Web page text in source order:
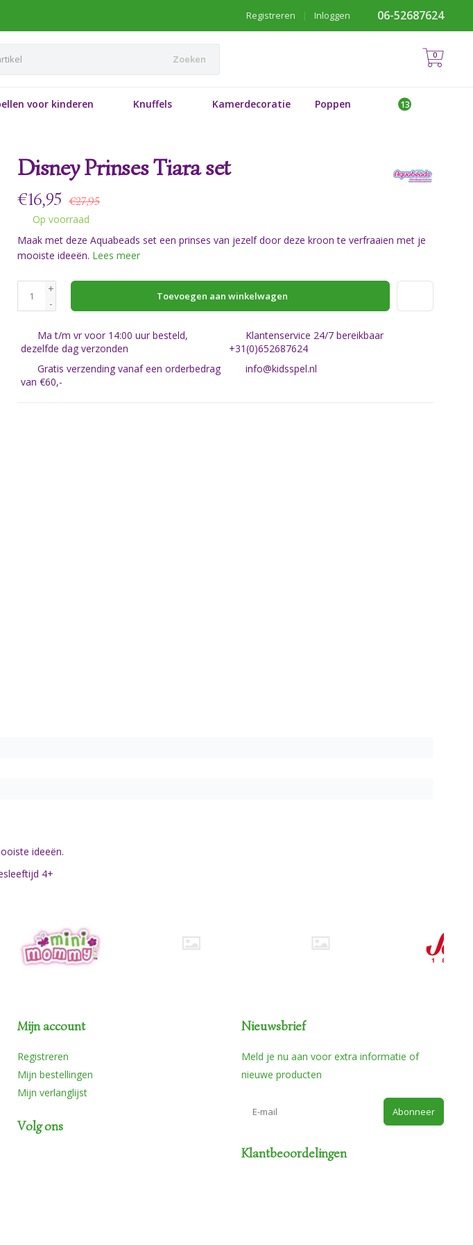
06-52687624
Inloggen
|
Registreren
Zoeken 0
voor kinderen Knuffels Kamerdecoratie Poppen
Disney Prinses Tiara set
€16,95 €27,95
Op voorraad
Maak met deze Aquabeads set een prinses van jezelf door deze kroon te verfraaien met je
mooiste ideeën. Lees meer
+
-
Toevoegen aan winkelwagen
Ma t/m vr voor 14:00 uur besteld,
dezelfde dag verzonden
Klantenservice 24/7 bereikbaar
+31(0)652687624
Gratis verzending vanaf een orderbedrag
van €60,-
info@kidsspel.nl
ideeën.
4+
Mijn account
Registreren
Mijn bestellingen
Mijn verlanglijst
Volg ons
Nieuwsbrief
Meld je nu aan voor extra informatie of
nieuwe producten
Abonneer
Klantbeoordelingen